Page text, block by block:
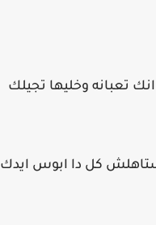
تعبانه وخليها تجيلك
كل دا ابوس ايدك